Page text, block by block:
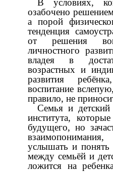
В условиях,
озабочено
а порой
тенденция
от решения
личностного
владея в
возрастных и
развития
воспитание
правило, не
Семья и
института,
будущего, но
услышать и
между семьёй и
ложится на